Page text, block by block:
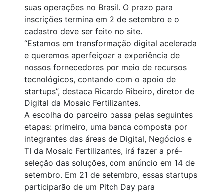
suas operações no Brasil. O prazo para
inscrições termina em 2 de setembro e o
cadastro deve ser feito no site.
“Estamos em transformação digital acelerada
e queremos aperfeiçoar a experiência de
nossos fornecedores por meio de recursos
tecnológicos, contando com o apoio de
startups”, destaca Ricardo Ribeiro, diretor de
Digital da Mosaic Fertilizantes.
A escolha do parceiro passa pelas seguintes
etapas: primeiro, uma banca composta por
integrantes das áreas de Digital, Negócios e
TI da Mosaic Fertilizantes, irá fazer a pré-
seleção das soluções, com anúncio em 14 de
setembro. Em 21 de setembro, essas startups
participarão de um Pitch Day para